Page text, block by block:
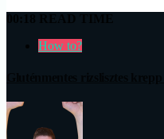
How to?